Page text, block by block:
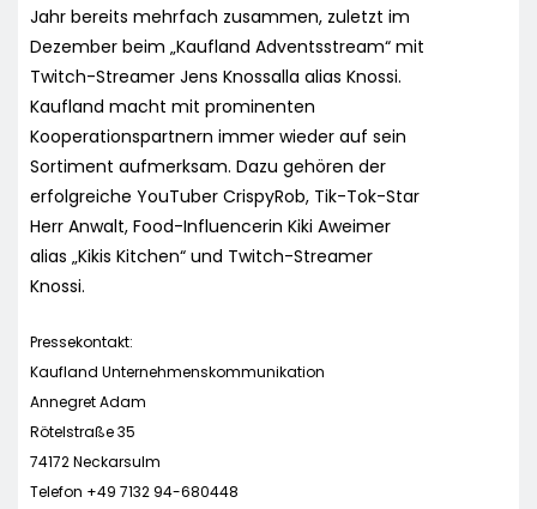
Jahr bereits mehrfach zusammen, zuletzt im
Dezember beim „Kaufland Adventsstream“ mit
Twitch-Streamer Jens Knossalla alias Knossi.
Kaufland macht mit prominenten
Kooperationspartnern immer wieder auf sein
Sortiment aufmerksam. Dazu gehören der
erfolgreiche YouTuber CrispyRob, Tik-Tok-Star
Herr Anwalt, Food-Influencerin Kiki Aweimer
alias „Kikis Kitchen“ und Twitch-Streamer
Knossi.
Pressekontakt:
Kaufland Unternehmenskommunikation
Annegret Adam
Rötelstraße 35
74172 Neckarsulm
Telefon +49 7132 94-680448